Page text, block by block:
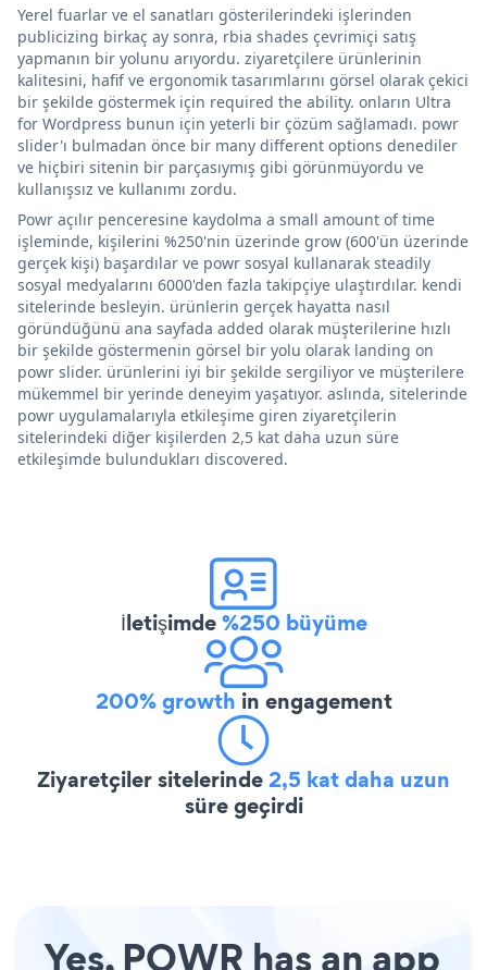
Yerel fuarlar ve el sanatları gösterilerindeki işlerinden
publicizing birkaç ay sonra, rbia shades çevrimiçi satış
yapmanın bir yolunu arıyordu. ziyaretçilere ürünlerinin
kalitesini, hafif ve ergonomik tasarımlarını görsel olarak çekici
bir şekilde göstermek için required the ability. onların Ultra
for Wordpress bunun için yeterli bir çözüm sağlamadı. powr
slider'ı bulmadan önce bir many different options denediler
ve hiçbiri sitenin bir parçasıymış gibi görünmüyordu ve
kullanışsız ve kullanımı zordu.
Powr açılır penceresine kaydolma a small amount of time
işleminde, kişilerini %250'nin üzerinde grow (600'ün üzerinde
gerçek kişi) başardılar ve powr sosyal kullanarak steadily
sosyal medyalarını 6000'den fazla takipçiye ulaştırdılar. kendi
sitelerinde besleyin. ürünlerin gerçek hayatta nasıl
göründüğünü ana sayfada added olarak müşterilerine hızlı
bir şekilde göstermenin görsel bir yolu olarak landing on
powr slider. ürünlerini iyi bir şekilde sergiliyor ve müşterilere
mükemmel bir yerinde deneyim yaşatıyor. aslında, sitelerinde
powr uygulamalarıyla etkileşime giren ziyaretçilerin
sitelerindeki diğer kişilerden 2,5 kat daha uzun süre
etkileşimde bulundukları discovered.
İletişimde%250 büyüme
200% growth in engagement
Ziyaretçiler sitelerinde2,5 kat daha uzun
süre geçirdi
Yes, POWR has an app